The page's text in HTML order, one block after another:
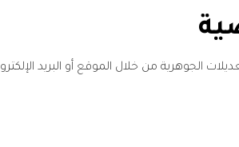
الجوهرية من خلال الموقع أو البريد